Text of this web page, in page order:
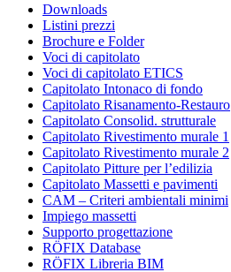
Downloads
Listini prezzi
Brochure e Folder
Voci di capitolato
Voci di capitolato ETICS
Capitolato Intonaco di fondo
Capitolato Risanamento-Restauro
Capitolato Consolid. strutturale
Capitolato Rivestimento murale 1
Capitolato Rivestimento murale 2
Capitolato Pitture per l’edilizia
Capitolato Massetti e pavimenti
CAM – Criteri ambientali minimi
Impiego massetti
Supporto progettazione
RÖFIX Database
RÖFIX Libreria BIM